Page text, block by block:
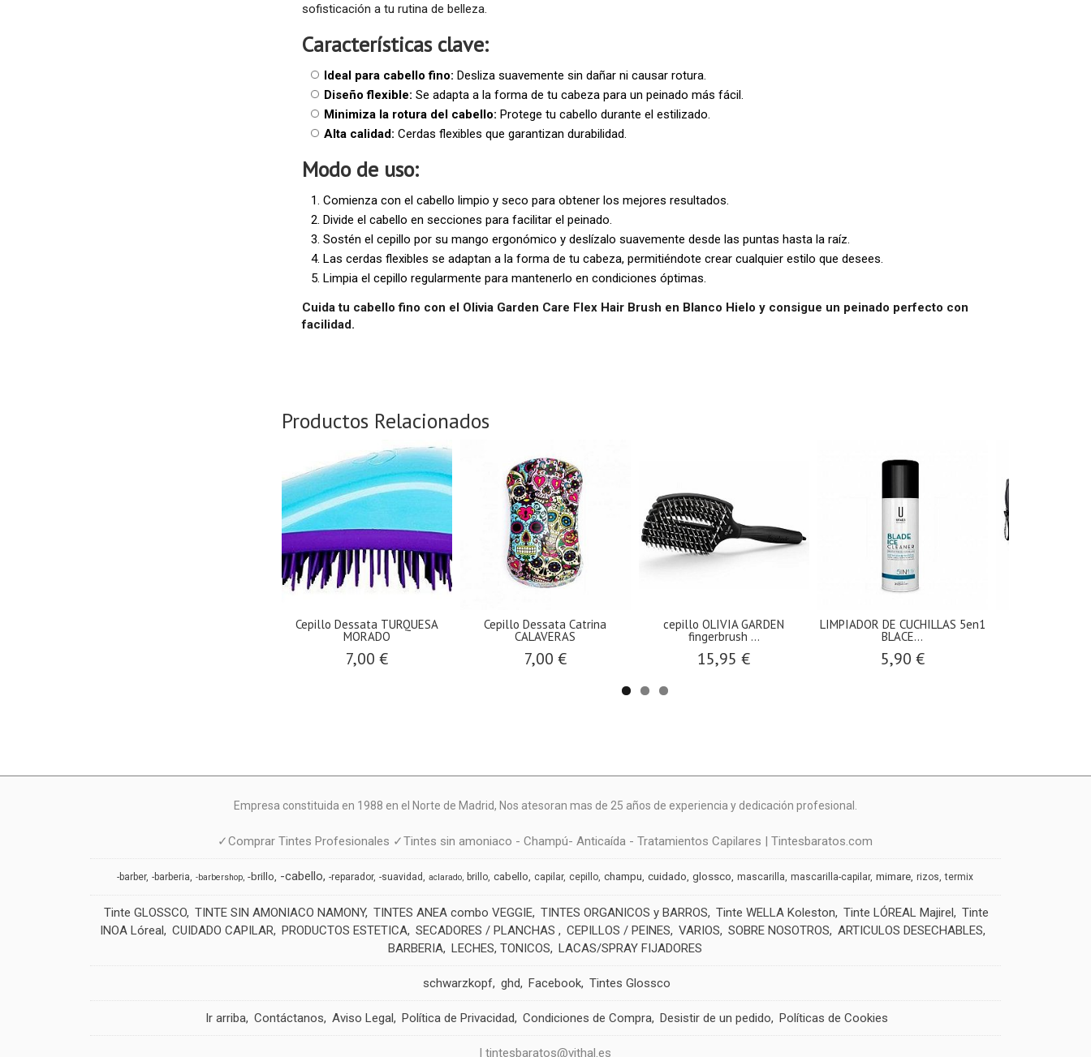
sofisticación a tu rutina de belleza.
Características clave:
Ideal para cabello fino: Desliza suavemente sin dañar ni causar rotura.
Diseño flexible: Se adapta a la forma de tu cabeza para un peinado más fácil.
Minimiza la rotura del cabello: Protege tu cabello durante el estilizado.
Alta calidad: Cerdas flexibles que garantizan durabilidad.
Modo de uso:
Comienza con el cabello limpio y seco para obtener los mejores resultados.
Divide el cabello en secciones para facilitar el peinado.
Sostén el cepillo por su mango ergonómico y deslízalo suavemente desde las puntas hasta la raíz.
Las cerdas flexibles se adaptan a la forma de tu cabeza, permitiéndote crear cualquier estilo que desees.
Limpia el cepillo regularmente para mantenerlo en condiciones óptimas.
Cuida tu cabello fino con el Olivia Garden Care Flex Hair Brush en Blanco Hielo y consigue un peinado perfecto con
facilidad.
Productos Relacionados
Cepillo Dessata TURQUESA
MORADO
7,00 €
Cepillo Dessata Catrina
CALAVERAS
7,00 €
cepillo OLIVIA GARDEN
fingerbrush ...
15,95 €
LIMPIADOR DE CUCHILLAS 5en1
BLACE...
5,90 €
Empresa constituida en 1988 en el Norte de Madrid, Nos atesoran mas de 25 años de experiencia y dedicación profesional.
✓Comprar Tintes Profesionales ✓Tintes sin amoniaco - Champú- Anticaída - Tratamientos Capilares | Tintesbaratos.com
-barber -barberia -barbershop -brillo -cabello -reparador -suavidad aclarado brillo cabello capilar cepillo champu cuidado glossco mascarilla mascarilla-capilar mimare rizos termix
Tinte GLOSSCO TINTE SIN AMONIACO NAMONY TINTES ANEA combo VEGGIE TINTES ORGANICOS y BARROS Tinte WELLA Koleston Tinte LÓREAL Majirel Tinte
INOA Lóreal
CUIDADO CAPILAR PRODUCTOS ESTETICA SECADORES / PLANCHAS CEPILLOS / PEINES VARIOS SOBRE NOSOTROS
ARTICULOS DESECHABLES
BARBERIA
LECHES, TONICOS LACAS/SPRAY FIJADORES
schwarzkopf ghd Facebook Tintes Glossco
Ir arriba Contáctanos Aviso Legal Política de Privacidad Condiciones de Compra Desistir de un pedido Políticas de Cookies
| tintesbaratos@vithal.es